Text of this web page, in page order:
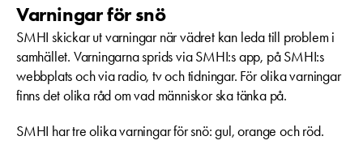
Varningar för snö
SMHI skickar ut varningar när vädret kan leda till problem i
samhället. Varningarna sprids via SMHI:s app, på SMHI:s
webbplats och via radio, tv och tidningar. För olika varningar
finns det olika råd om vad människor ska tänka på.
SMHI har tre olika varningar för snö: gul, orange och röd.